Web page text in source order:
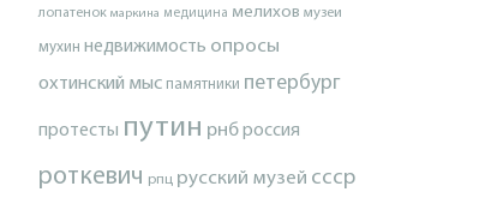
лопатенок маркина медицина мелихов музеи
мухин недвижимость опросы
охтинский мыс памятники петербург
протесты путин рнброссия
роткевич рпц русский музей ссср